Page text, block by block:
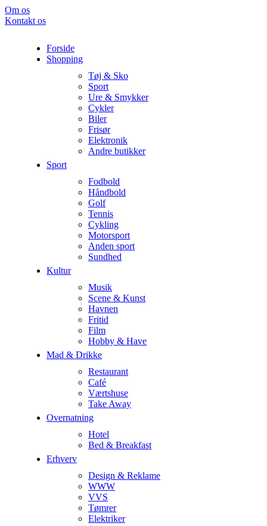
Om os
Kontakt os
Forside
Shopping
Tøj & Sko
Sport
Ure & Smykker
Cykler
Biler
Frisør
Elektronik
Andre butikker
Sport
Fodbold
Håndbold
Golf
Tennis
Cykling
Motorsport
Anden sport
Sundhed
Kultur
Musik
Scene & Kunst
Havnen
Fritid
Film
Hobby & Have
Mad & Drikke
Restaurant
Café
Værtshuse
Take Away
Overnatning
Hotel
Bed & Breakfast
Erhverv
Design & Reklame
WWW
VVS
Tømrer
Elektriker